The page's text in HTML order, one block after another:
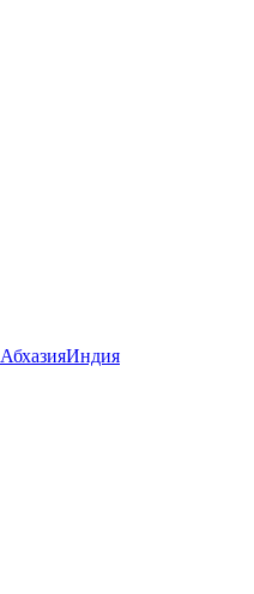
АбхазияИндия